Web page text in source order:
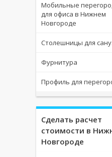
Мобильные
для офиса в Нижнем
Новгороде
Столешницы для
Фурнитура
Профиль для
Сделать расчет
стоимости в
Новгороде